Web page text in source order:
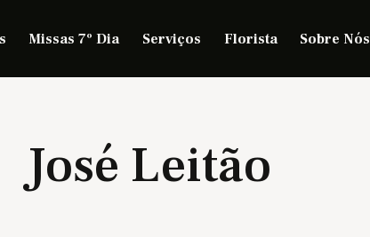
Missas 7º Dia Serviços Florista Sobre Nós
José Leitão